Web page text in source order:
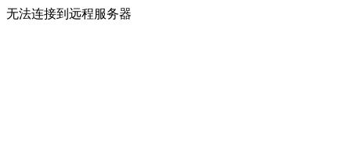
无法连接到远程服务器